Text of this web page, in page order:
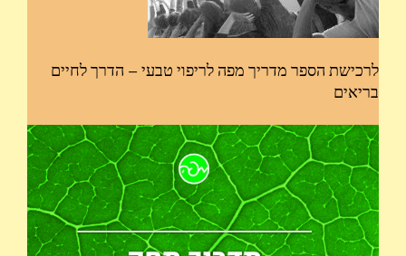
לרכישת הספר מדריך מפה לריפוי טבעי – הדרך לחיים
בריאים